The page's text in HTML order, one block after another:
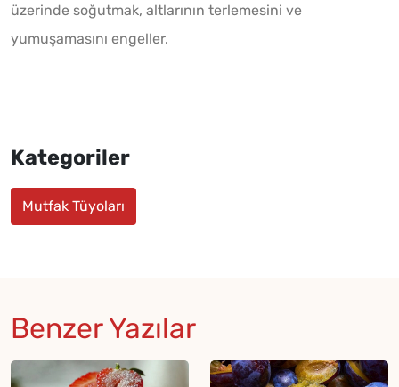
üzerinde soğutmak, altlarının terlemesini ve
yumuşamasını engeller.
Kategoriler
Mutfak Tüyoları
Benzer Yazılar